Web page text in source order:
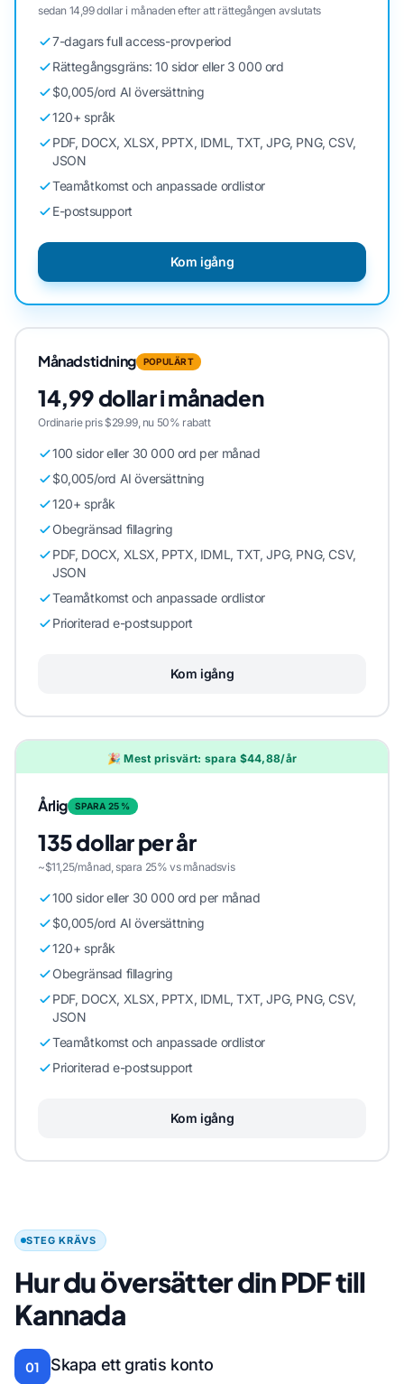
sedan 14,99 dollar i månaden efter att rättegången avslutats
7-dagars full access-provperiod
Rättegångsgräns: 10 sidor eller 3 000 ord
$0,005/ord AI översättning
120+ språk
PDF, DOCX, XLSX, PPTX, IDML, TXT, JPG, PNG, CSV,
JSON
Teamåtkomst och anpassade ordlistor
E-postsupport
Kom igång
Månadstidning POPULÄRT
14,99 dollar i månaden
Ordinarie pris $29.99, nu 50% rabatt
100 sidor eller 30 000 ord per månad
$0,005/ord AI översättning
120+ språk
Obegränsad fillagring
PDF, DOCX, XLSX, PPTX, IDML, TXT, JPG, PNG, CSV,
JSON
Teamåtkomst och anpassade ordlistor
Prioriterad e-postsupport
Kom igång
🎉 Mest prisvärt: spara $44,88/år
Årlig SPARA 25 %
135 dollar per år
~$11,25/månad, spara 25% vs månadsvis
100 sidor eller 30 000 ord per månad
$0,005/ord AI översättning
120+ språk
Obegränsad fillagring
PDF, DOCX, XLSX, PPTX, IDML, TXT, JPG, PNG, CSV,
JSON
Teamåtkomst och anpassade ordlistor
Prioriterad e-postsupport
Kom igång
STEG KRÄVS
Hur du översätter din PDF till
Kannada
01 Skapa ett gratis konto